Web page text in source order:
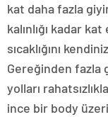
kat daha fazla
kalınlığı kadar
sıcaklığını
Gereğinden fazla
yolları
ince bir body